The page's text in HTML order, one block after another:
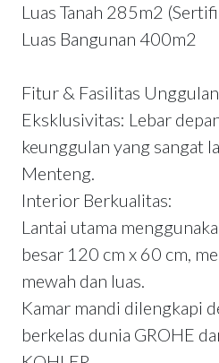
Luas Tanah 285m2
Luas Bangunan 400m2
Fitur & Fasilitas
Eksklusivitas: Lebar
keunggulan yang sangat
Menteng.
Interior Berkualitas:
Lantai utama
besar 120 cm x 60 cm,
mewah dan luas.
Kamar mandi dilengkapi
berkelas dunia GROHE